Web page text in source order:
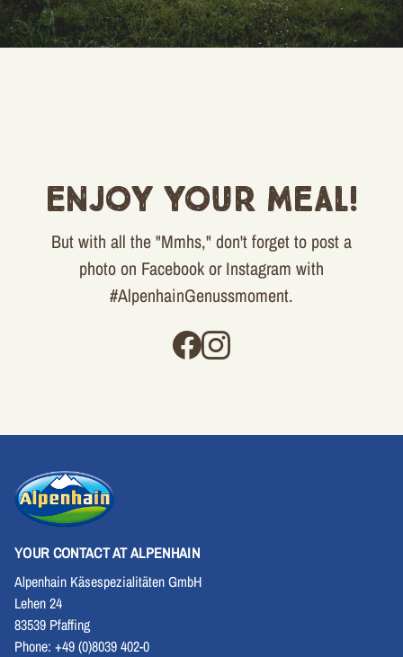
Enjoy your meal!
But with all the "Mmhs," don't forget to post a
photo on Facebook or Instagram with
#AlpenhainGenussmoment.
YOUR CONTACT AT ALPENHAIN
Alpenhain Käsespezialitäten GmbH
Lehen 24
83539 Pfaffing
Phone: +49 (0)8039 402-0